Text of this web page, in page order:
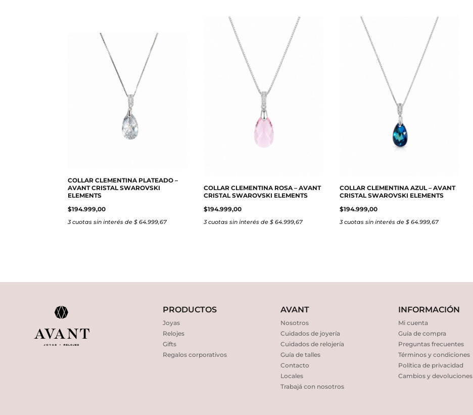
COLLAR CLEMENTINA PLATEADO –
AVANT CRISTAL SWAROVSKI
ELEMENTS
$194.999,00
3 cuotas sin interés de $ 64.999,67
COLLAR CLEMENTINA ROSA – AVANT
CRISTAL SWAROVSKI ELEMENTS
$194.999,00
3 cuotas sin interés de $ 64.999,67
COLLAR CLEMENTINA AZUL – AVANT
CRISTAL SWAROVSKI ELEMENTS
$194.999,00
3 cuotas sin interés de $ 64.999,67
PRODUCTOS
Joyas
Relojes
Gifts
Regalos corporativos
AVANT
Nosotros
Cuidados de joyería
Cuidados de relojería
Guía de talles
Contacto
Locales
Trabajá con nosotros
INFORMACIÓN
Mi cuenta
Guía de compra
Preguntas frecuentes
Términos y condiciones
Política de privacidad
Cambios y devoluciones